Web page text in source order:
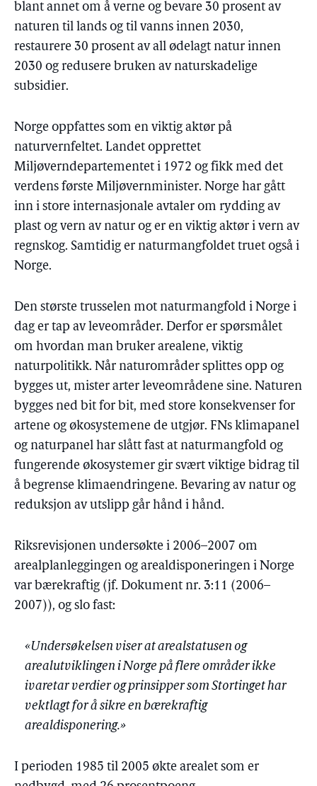
blant annet om å verne og bevare 30 prosent av
naturen til lands og til vanns innen 2030,
restaurere 30 prosent av all ødelagt natur innen
2030 og redusere bruken av naturskadelige
subsidier.
Norge oppfattes som en viktig aktør på
naturvernfeltet. Landet opprettet
Miljøverndepartementet i 1972 og fikk med det
verdens første Miljøvernminister. Norge har gått
inn i store internasjonale avtaler om rydding av
plast og vern av natur og er en viktig aktør i vern av
regnskog. Samtidig er naturmangfoldet truet også i
Norge.
Den største trusselen mot naturmangfold i Norge i
dag er tap av leveområder. Derfor er spørsmålet
om hvordan man bruker arealene, viktig
naturpolitikk. Når naturområder splittes opp og
bygges ut, mister arter leveområdene sine. Naturen
bygges ned bit for bit, med store konsekvenser for
artene og økosystemene de utgjør. FNs klimapanel
og naturpanel har slått fast at naturmangfold og
fungerende økosystemer gir svært viktige bidrag til
å begrense klimaendringene. Bevaring av natur og
reduksjon av utslipp går hånd i hånd.
Riksrevisjonen undersøkte i 2006–2007 om
arealplanleggingen og arealdisponeringen i Norge
var bærekraftig (jf. Dokument nr. 3:11 (2006–
2007)), og slo fast:
«Undersøkelsen viser at arealstatusen og
arealutviklingen i Norge på flere områder ikke
ivaretar verdier og prinsipper som Stortinget har
vektlagt for å sikre en bærekraftig
arealdisponering.»
I perioden 1985 til 2005 økte arealet som er